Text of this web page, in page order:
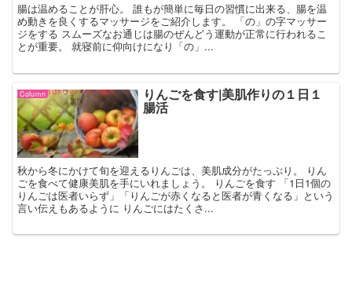
腸は温めることが肝心。 誰もが簡単に毎日の習慣に出来る、腸を温
め動きを良くするマッサージをご紹介します。 「の」の字マッサー
ジをする スムーズなお通じは腸のぜんどう運動が正常に行われるこ
とが重要。 就寝前に仰向けになり「の」...
Coluｍn りんごを食す|美肌作りの１日１
腸活
秋から冬にかけて旬を迎えるりんごは、美肌成分がたっぷり。 りん
ごを食べて健康美肌を手にいれましょう。 りんごを食す 「1日1個の
りんごは医者いらず」「りんごが赤くなると医者が青くなる」という
言い伝えもあるように りんごにはたくさ...